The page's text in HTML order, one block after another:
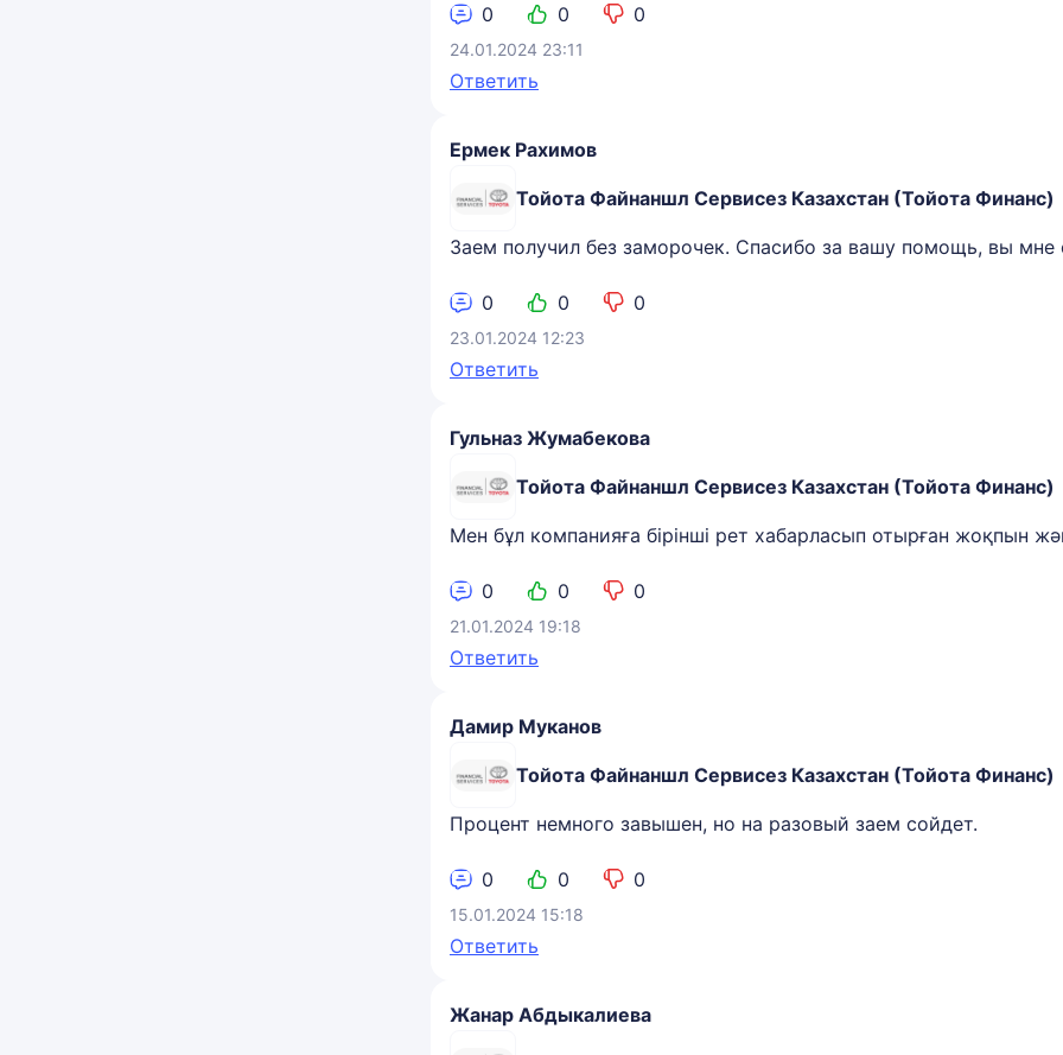
0 0 0
24.01.2024 23:11
Ответить
Ермек Рахимов
Тойота Файнаншл Сервисез Казахстан (Тойота Финанс)
Заем получил без заморочек. Спасибо за вашу помощь, вы мне
0 0 0
23.01.2024 12:23
Ответить
Гульназ Жумабекова
Тойота Файнаншл Сервисез Казахстан (Тойота Финанс)
Мен бұл компанияға бірінші рет хабарласып отырған жоқпын
0 0 0
21.01.2024 19:18
Ответить
Дамир Муканов
Тойота Файнаншл Сервисез Казахстан (Тойота Финанс)
Процент немного завышен, но на разовый заем сойдет.
0 0 0
15.01.2024 15:18
Ответить
Жанар Абдыкалиева